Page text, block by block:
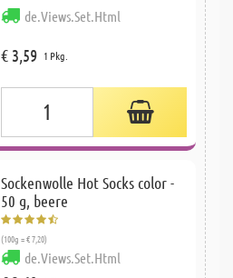
de.Views.Set.Html
€ 3,59 1 Pkg.
Sockenwolle Hot Socks color -
50 g, beere
(100g = € 7,20)
de.Views.Set.Html